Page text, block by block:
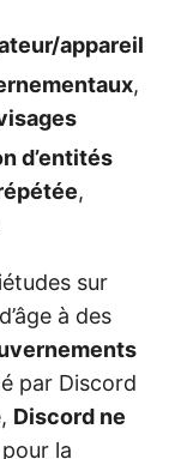
appareil
,
d’entités
,
sur
à des
par Discord
Discord ne
pour la